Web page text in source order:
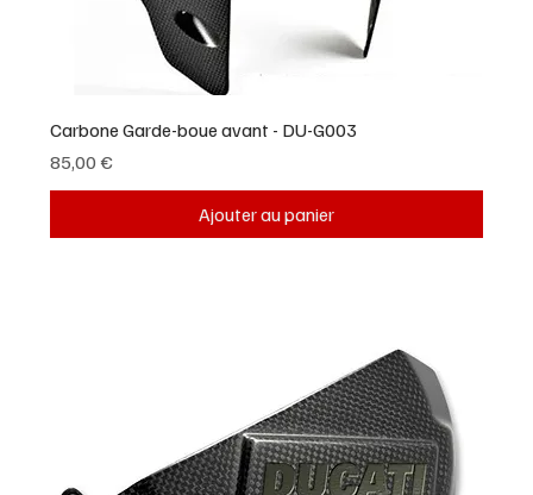
Carbone Garde-boue avant - DU-G003
Prix
85,00 €
Ajouter au panier